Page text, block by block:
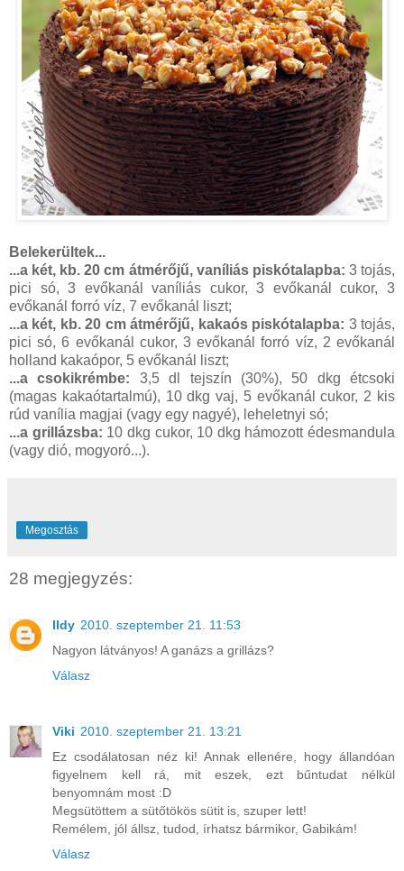
Belekerültek...
...a két, kb. 20 cm átmérőjű, vaníliás piskótalapba: 3 tojás,
pici só, 3 evőkanál vaníliás cukor, 3 evőkanál cukor, 3
evőkanál forró víz, 7 evőkanál liszt;
...a két, kb. 20 cm átmérőjű, kakaós piskótalapba: 3 tojás,
pici só, 6 evőkanál cukor, 3 evőkanál forró víz, 2 evőkanál
holland kakaópor, 5 evőkanál liszt;
...a csokikrémbe: 3,5 dl tejszín (30%), 50 dkg étcsoki
(magas kakaótartalmú), 10 dkg vaj, 5 evőkanál cukor, 2 kis
rúd vanília magjai (vagy egy nagyé), leheletnyi só;
...a grillázsba: 10 dkg cukor, 10 dkg hámozott édesmandula
(vagy dió, mogyoró...).
Megosztás
28 megjegyzés:
Ildy 2010. szeptember 21. 11:53
Nagyon látványos! A ganázs a grillázs?
Válasz
Viki 2010. szeptember 21. 13:21
Ez csodálatosan néz ki! Annak ellenére, hogy állandóan
figyelnem kell rá, mit eszek, ezt bűntudat nélkül
benyomnám most :D
Megsütöttem a sütőtökös sütit is, szuper lett!
Remélem, jól állsz, tudod, írhatsz bármikor, Gabikám!
Válasz